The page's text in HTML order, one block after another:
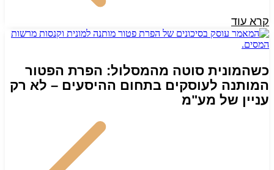
קרא עוד
כשהמונית סוטה מהמסלול: הפרת הפטור
המותנה לעוסקים בתחום ההיסעים – לא רק
עניין של מע"מ